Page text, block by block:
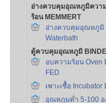
อ่างควบคุมอุณหภูมิควา
ร้อน MEMMERT
อ่างควบคุมอุณหภูมิ
Waterbath
ตู้ควบคุมอุณหภูมิ
อบความร้อน Oven
FED
เพาะเชื้อ Incubator
อุณหภูมต่ำ 5-100 อ